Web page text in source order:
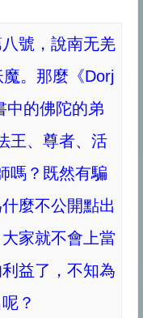
號，說南无羌
。那麼《Dorj
中的佛陀的弟
王、尊者、活
嗎？既然有騙
麼不公開點出
家就不會上當
益了，不知為
？
吗